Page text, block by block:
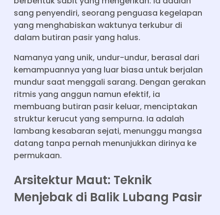
sang penyendiri, seorang penguasa kegelapan
yang menghabiskan waktunya terkubur di
dalam butiran pasir yang halus.
Namanya yang unik, undur-undur, berasal dari
kemampuannya yang luar biasa untuk berjalan
mundur saat menggali sarang. Dengan gerakan
ritmis yang anggun namun efektif, ia
membuang butiran pasir keluar, menciptakan
struktur kerucut yang sempurna. Ia adalah
lambang kesabaran sejati, menunggu mangsa
datang tanpa pernah menunjukkan dirinya ke
permukaan.
Arsitektur Maut: Teknik
Menjebak di Balik Lubang Pasir